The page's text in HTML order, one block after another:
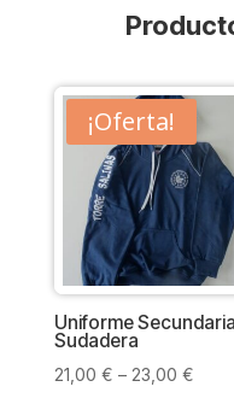
¡Oferta!
Uniforme Secundaria
Sudadera
21,00 € – 23,00 €